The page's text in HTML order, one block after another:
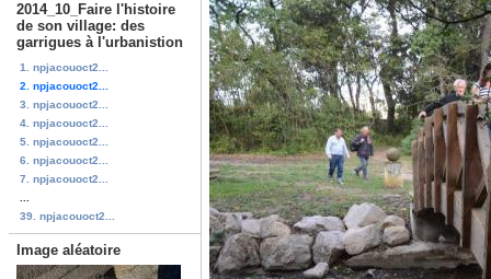
2014_10_Faire l'histoire
de son village: des
garrigues à l'urbanistion
1. npjacouoct2...
2. npjacouoct2...
3. npjacouoct2...
4. npjacouoct2...
5. npjacouoct2...
6. npjacouoct2...
7. npjacouoct2...
39. npjacouoct2...
Image aléatoire